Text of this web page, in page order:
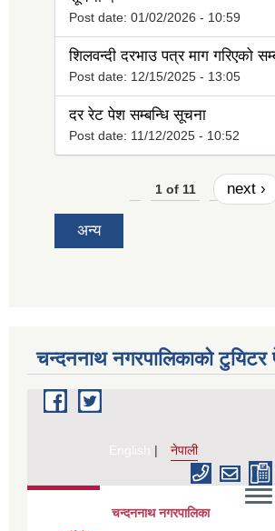
Post date: 01/02/2026 - 10:59
शिलवन्दी दरभाउ पत्र माग गरिएको
Post date: 12/15/2025 - 13:05
दर रेट पेश सम्बन्धि सूचना
Post date: 11/12/2025 - 10:52
1 of 11 next ›
अन्य
चन्दननाथ नगरपालिकाको